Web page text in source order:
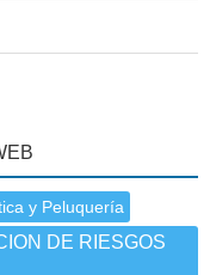
y Peluquería
DE RIESGOS